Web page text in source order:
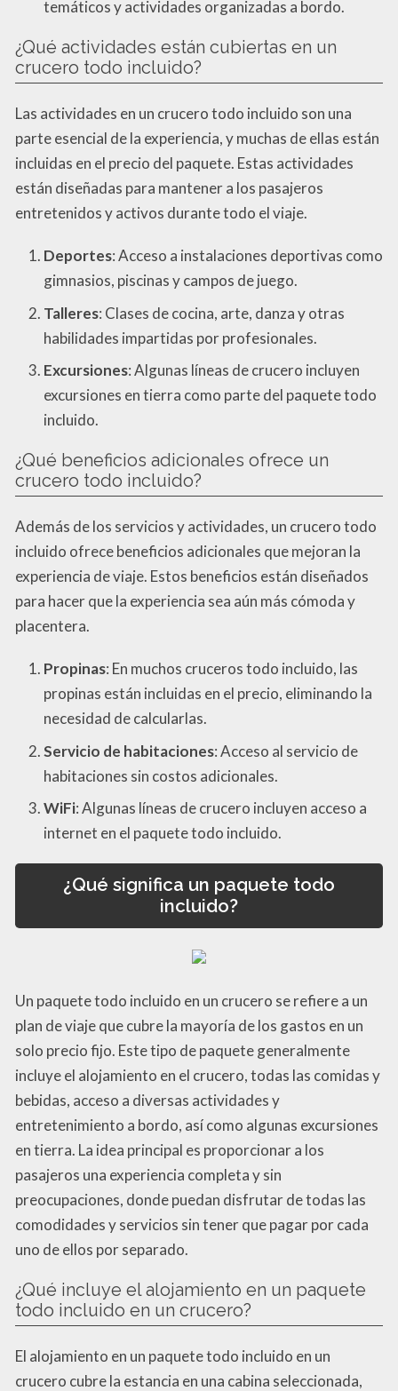
temáticos y actividades organizadas a bordo.
¿Qué actividades están cubiertas en un
crucero todo incluido?
Las actividades en un crucero todo incluido son una
parte esencial de la experiencia, y muchas de ellas están
incluidas en el precio del paquete. Estas actividades
están diseñadas para mantener a los pasajeros
entretenidos y activos durante todo el viaje.
Deportes: Acceso a instalaciones deportivas como
gimnasios, piscinas y campos de juego.
Talleres: Clases de cocina, arte, danza y otras
habilidades impartidas por profesionales.
Excursiones: Algunas líneas de crucero incluyen
excursiones en tierra como parte del paquete todo
incluido.
¿Qué beneficios adicionales ofrece un
crucero todo incluido?
Además de los servicios y actividades, un crucero todo
incluido ofrece beneficios adicionales que mejoran la
experiencia de viaje. Estos beneficios están diseñados
para hacer que la experiencia sea aún más cómoda y
placentera.
Propinas: En muchos cruceros todo incluido, las
propinas están incluidas en el precio, eliminando la
necesidad de calcularlas.
Servicio de habitaciones: Acceso al servicio de
habitaciones sin costos adicionales.
WiFi: Algunas líneas de crucero incluyen acceso a
internet en el paquete todo incluido.
¿Qué significa un paquete todo
incluido?
Un paquete todo incluido en un crucero se refiere a un
plan de viaje que cubre la mayoría de los gastos en un
solo precio fijo. Este tipo de paquete generalmente
incluye el alojamiento en el crucero, todas las comidas y
bebidas, acceso a diversas actividades y
entretenimiento a bordo, así como algunas excursiones
en tierra. La idea principal es proporcionar a los
pasajeros una experiencia completa y sin
preocupaciones, donde puedan disfrutar de todas las
comodidades y servicios sin tener que pagar por cada
uno de ellos por separado.
¿Qué incluye el alojamiento en un paquete
todo incluido en un crucero?
El alojamiento en un paquete todo incluido en un
crucero cubre la estancia en una cabina seleccionada,